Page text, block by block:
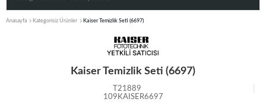
Anasayfa Kategorisiz Ürünler Kaiser Temizlik Seti (6697)
Kaiser Temizlik Seti (6697)
T21889
109KAISER6697